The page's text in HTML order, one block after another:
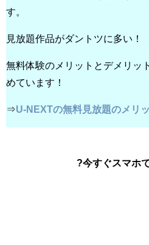
す。
見放題作品がダントツに多い！
無料体験のメリットとデメリッ
めています！
⇒U-NEXTの無料見放題のメリ
?今すぐスマホ